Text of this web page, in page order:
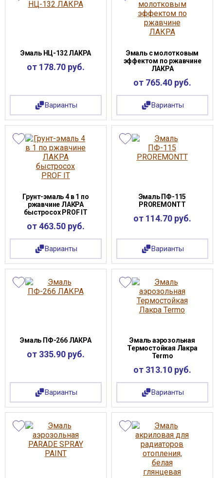
Эмаль НЦ-132 ЛАКРА
от 178.70 руб.
Варианты
Эмаль с молотковым
эффектом по ржавчине
ЛАКРА
от 765.40 руб.
Варианты
Грунт-эмаль 4 в 1 по
ржавчине ЛАКРА
быстросох PROF IT
от 463.50 руб.
Варианты
Эмаль ПФ-115
PROREMONTT
от 114.70 руб.
Варианты
Эмаль ПФ-266 ЛАКРА
от 335.90 руб.
Варианты
Эмаль аэрозольная
Термостойкая Лакра
Termo
от 313.10 руб.
Варианты